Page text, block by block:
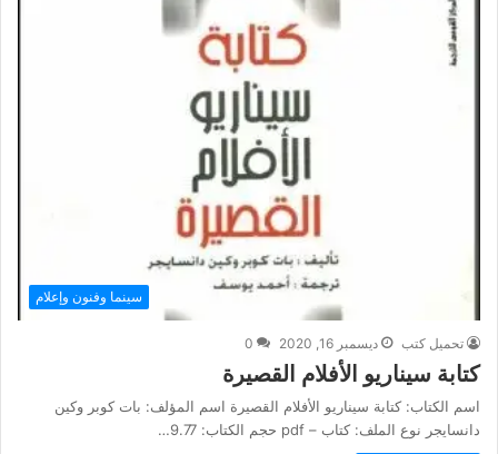
سينما وفنون وإعلام
تحميل كتب ديسمبر 16, 2020 0
كتابة سيناريو الأفلام القصيرة
اسم الكتاب: كتابة سيناريو الأفلام القصيرة اسم المؤلف: بات كوبر وكين
دانسايجر نوع الملف: كتاب – pdf حجم الكتاب: 9.77…